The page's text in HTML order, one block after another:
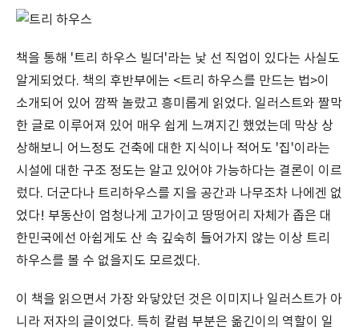
책을 통해 '트리 하우스 빌더'라는 낯 선 직업이 있다는 사실도
알게되었다. 책의 후반부에는 <트리 하우스를 만드는 법>이
소개되어 있어 깜짝 놀랐고 흥미롭게 읽었다. 일러스트와 짤막
한 글로 이루어져 있어 매우 쉽게 느껴지긴 했었는데 막상 상
상해보니 어느정도 건축에 대한 지식이나 적어도 '집'이라는
시설에 대한 구조 정도는 알고 있어야 가능하다는 결론이 이르
렀다. 더군다나 트리하우스를 지을 공간과 나무조차 나에겐 없
었다! 부동산이 엄청나게 고가이고 땅떵어리 자체가 좁은 대
한민국에선 아쉽게도 산 속 깊숙히 들어가지 않는 이상 트리
하우스를 볼 수 없을지도 모르겠다.
이 책을 읽으면서 가장 와닿았던 것은 이미지나 일러스트가 아
니라 저자의 글이었다. 특히 칼럼 부분은 옮긴이의 역할이 일